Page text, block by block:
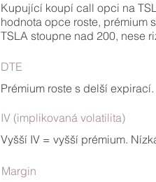
Kupující koupí call opci na
hodnota opce roste, prémium
TSLA stoupne nad 200, nese
DTE
Prémium roste s delší expirací.
IV (implikovaná volatilita)
Vyšší IV = vyšší prémium.
Margin